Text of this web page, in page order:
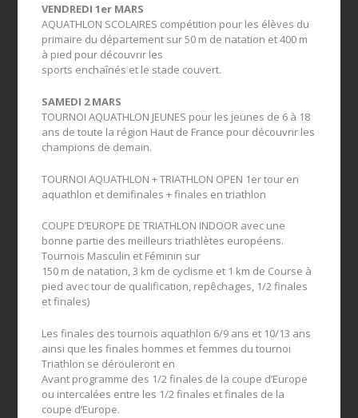
VENDREDI 1er MARS
AQUATHLON SCOLAIRES compétition pour les élèves du
primaire du département sur 50 m de natation et 400 m
à pied pour découvrir les
sports enchaînés et le stade couvert.
SAMEDI 2 MARS
TOURNOI AQUATHLON JEUNES pour les jeunes de 6 à 18
ans de toute la région Haut de France pour découvrir les
champions de demain.
TOURNOI AQUATHLON + TRIATHLON OPEN 1er tour en
aquathlon et demifinales + finales en triathlon
COUPE D’EUROPE DE TRIATHLON INDOOR avec une
bonne partie des meilleurs triathlètes européens.
Tournois Masculin et Féminin sur
150 m de natation, 3 km de cyclisme et 1 km de Course à
pied avec tour de qualification, repêchages, 1/2 finales
et finales)
Les finales des tournois aquathlon 6/9 ans et 10/13 ans
ainsi que les finales hommes et femmes du tournoi
Triathlon se dérouleront en
Avant programme des 1/2 finales de la coupe d’Europe
ou intercalées entre les 1/2 finales et finales de la
coupe d’Europe.